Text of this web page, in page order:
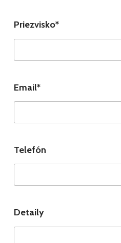
Priezvisko*
Email*
Telefón
Detaily